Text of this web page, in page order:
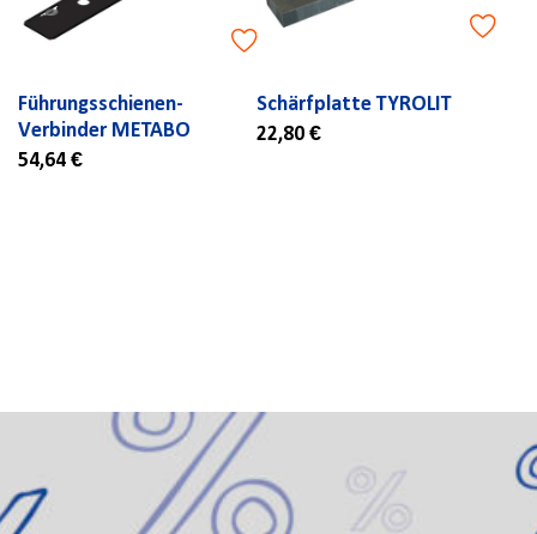
Führungsschienen-
Verbinder METABO
54,64 €
Schärfplatte TYROLIT
22,80 €